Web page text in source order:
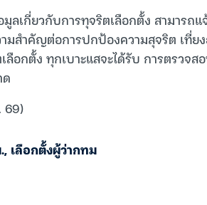
เกี่ยวกับการทุจริตเลือกตั้ง สามารถ
มสำคัญต่อการปกป้องความสุจริต เที่ย
ลือกตั้ง ทุกเบาะแสจะได้รับ การตรวจ
69)
, เลือกตั้งผู้ว่ากทม